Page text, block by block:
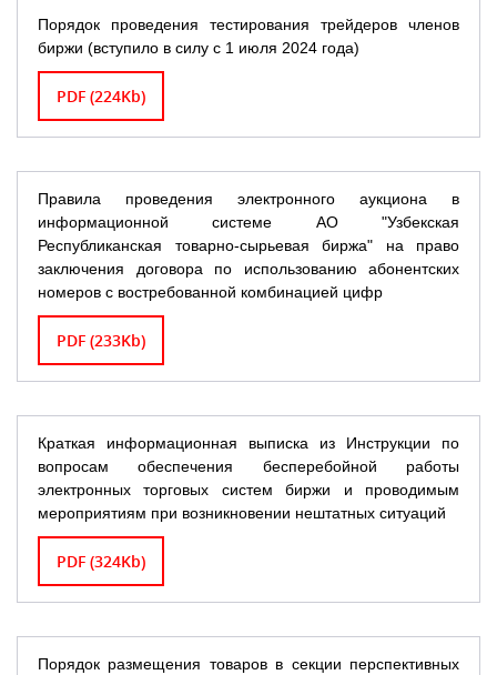
Порядок проведения тестирования трейдеров членов
биржи (вступило в силу с 1 июля 2024 года)
PDF (224Kb)
Правила проведения электронного аукциона в
информационной системе АО "Узбекская
Республиканская товарно-сырьевая биржа" на право
заключения договора по использованию абонентских
номеров с востребованной комбинацией цифр
PDF (233Kb)
Краткая информационная выписка из Инструкции по
вопросам обеспечения бесперебойной работы
электронных торговых систем биржи и проводимым
мероприятиям при возникновении нештатных ситуаций
PDF (324Kb)
Порядок размещения товаров в cекции перспективных